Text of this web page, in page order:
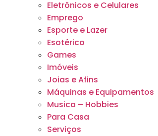
Eletrônicos e Celulares
Emprego
Esporte e Lazer
Esotérico
Games
Imóveis
Joias e Afins
Máquinas e Equipamentos
Musica – Hobbies
Para Casa
Serviços